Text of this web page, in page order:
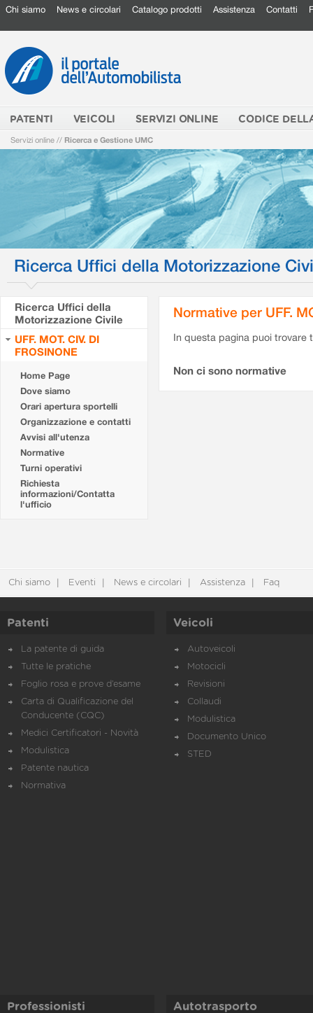
Chi siamo News e circolari Catalogo prodotti Assistenza Contatti
PATENTI VEICOLI SERVIZI ONLINE CODICE
Servizi online // Ricerca e Gestione UMC
Ricerca Uffici della Motorizzazione
Ricerca Uffici della
Motorizzazione Civile
UFF. MOT. CIV. DI
FROSINONE
Home Page
Dove siamo
Orari apertura sportelli
Organizzazione e contatti
Avvisi all'utenza
Normative
Turni operativi
Richiesta
informazioni/Contatta
l'ufficio
Normative per UFF.
In questa pagina puoi
Non ci sono normative
Chi siamo Eventi News e circolari Assistenza Faq
Patenti
La patente di guida
Tutte le pratiche
Foglio rosa e prove d’esame
Carta di Qualificazione del
Conducente (CQC)
Medici Certificatori - Novità
Modulistica
Patente nautica
Normativa
Veicoli
Autoveicoli
Motocicli
Revisioni
Collaudi
Modulistica
Documento Unico
STED
Professionisti Autotrasporto